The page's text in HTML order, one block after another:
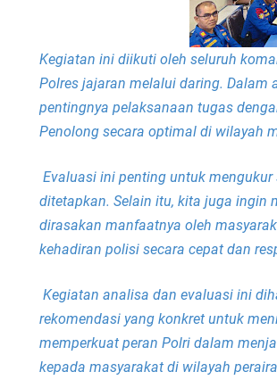
Polsek Sandubaya
Kapolsek Lingsar
Semarak HUT RI ke-
Kapolsek
Kegiatan ini diikuti oleh seluruh
Polres jajaran melalui daring. Dalam
pentingnya pelaksanaan tugas
Penolong secara optimal di wilayah
Evaluasi ini penting untuk
ditetapkan. Selain itu, kita juga ingin
dirasakan manfaatnya oleh
kehadiran polisi secara cepat dan
Kegiatan analisa dan evaluasi ini
rekomendasi yang konkret untuk
memperkuat peran Polri dalam
kepada masyarakat di wilayah